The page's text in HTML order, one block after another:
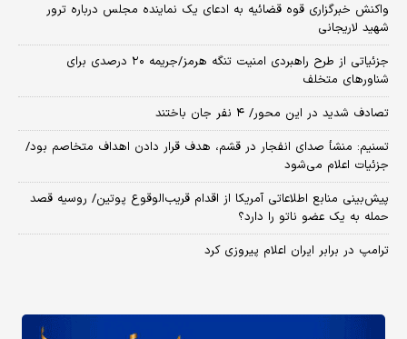
واکنش خبرگزاری قوه قضائیه به ادعای یک نماینده مجلس درباره ترور
شهید لاریجانی
جزئیاتی از طرح راهبردی امنیت تنگه هرمز/جریمه ۲۰ درصدی برای
شناورهای متخلف
تصادف شدید در این محور/ ۴ نفر جان باختند
تسنیم: منشأ صدای انفجار در قشم، هدف قرار دادن اهداف متخاصم بود/
جزئیات اعلام می‌شود
پیش‌بینی منابع اطلاعاتی آمریکا از اقدام قریب‌الوقوع پوتین/ روسیه قصد
حمله به یک عضو ناتو را دارد؟
ترامپ در برابر ایران اعلام پیروزی کرد